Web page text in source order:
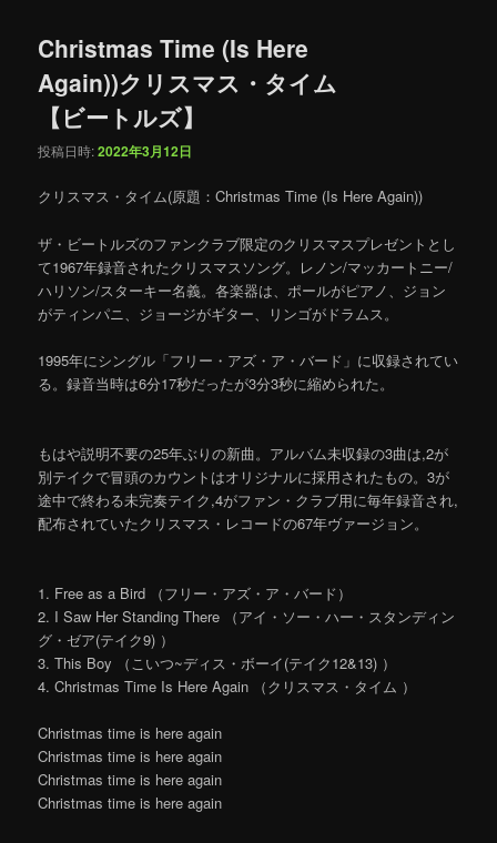
Christmas Time (Is Here
Again))クリスマス・タイム
【ビートルズ】
投稿日時:2022年3月12日
クリスマス・タイム(原題：Christmas Time (Is Here Again))
ザ・ビートルズのファンクラブ限定のクリスマスプレゼントとし
て1967年録音されたクリスマスソング。レノン/マッカートニー/
ハリソン/スターキー名義。各楽器は、ポールがピアノ、ジョン
がティンパニ、ジョージがギター、リンゴがドラムス。
1995年にシングル「フリー・アズ・ア・バード」に収録されてい
る。録音当時は6分17秒だったが3分3秒に縮められた。
もはや説明不要の25年ぶりの新曲。アルバム未収録の3曲は,2が
別テイクで冒頭のカウントはオリジナルに採用されたもの。3が
途中で終わる未完奏テイク,4がファン・クラブ用に毎年録音され,
配布されていたクリスマス・レコードの67年ヴァージョン。
1. Free as a Bird （フリー・アズ・ア・バード）
2. I Saw Her Standing There （アイ・ソー・ハー・スタンディン
グ・ゼア(テイク9) ）
3. This Boy （こいつ~ディス・ボーイ(テイク12&13) ）
4. Christmas Time Is Here Again （クリスマス・タイム ）
Christmas time is here again
Christmas time is here again
Christmas time is here again
Christmas time is here again